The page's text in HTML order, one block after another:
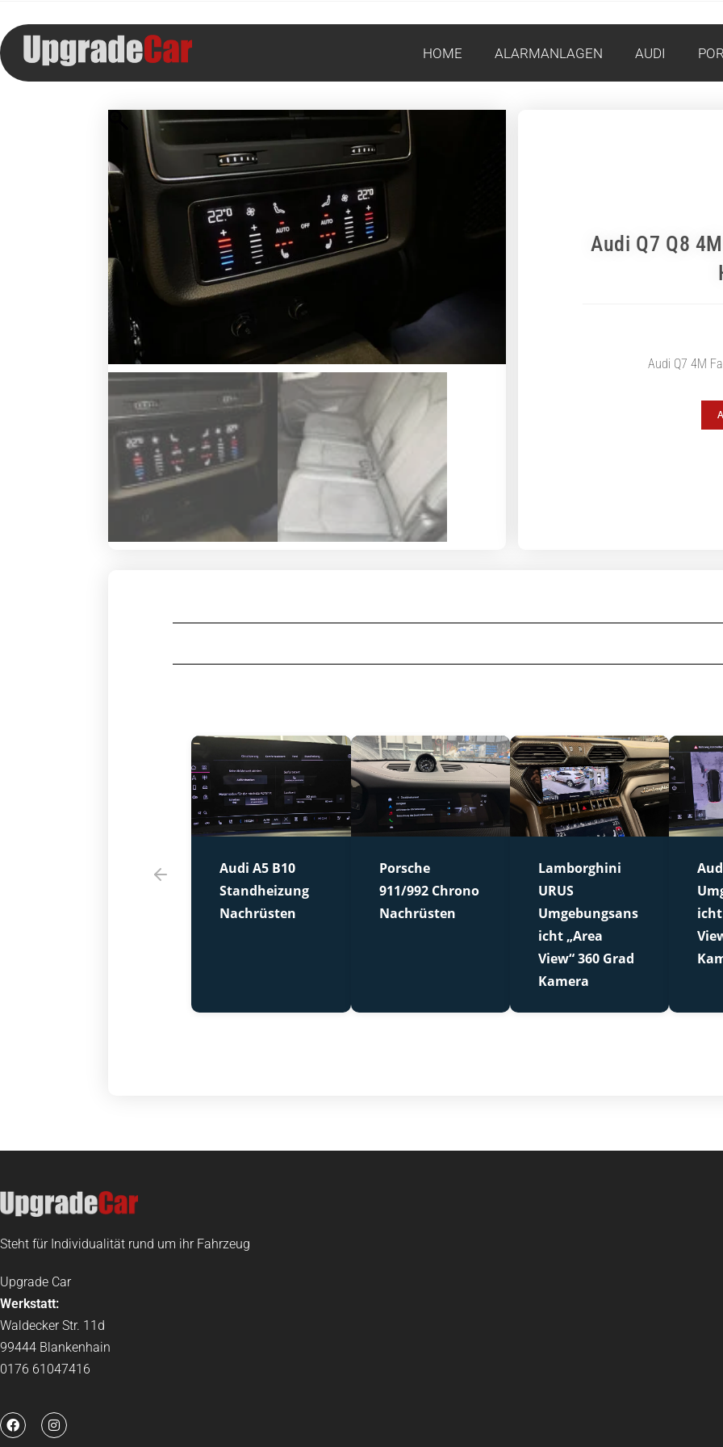
HOME ALARMANLAGEN AUDI
Audi Q7 Q8
Audi Q7 4M
Audi A5 B10
Standheizung
Nachrüsten
Porsche
911/992 Chrono
Nachrüsten
Lamborghini
URUS
Umgebungsans
icht „Area
View“ 360 Grad
Kamera
Steht für Individualität rund um ihr Fahrzeug
Upgrade Car
Werkstatt:
Waldecker Str. 11d
99444 Blankenhain
0176 61047416